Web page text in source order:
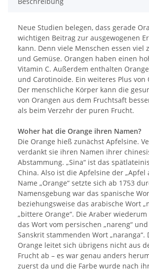
Neue Studien belegen, dass gerade
wichtigen Beitrag zur ausgewogenen
kann. Denn viele Menschen essen viel
und Gemüse. Orangen haben einen
Vitamin C. Außerdem enthalten
und Carotinoide. Ein weiteres Plus von
Der menschliche Körper kann die
von Orangen aus dem Fruchtsaft
als beim Verzehr der puren Frucht.
Woher hat die Orange ihren Namen?
Die Orange hieß zunächst Apfelsine.
verdankt sie ihren Namen ihrer
Abstammung. „Sina“ ist das
China. Also ist die Apfelsine der „Apfel
Name „Orange“ setzte sich ab 1753
Namensgebung war das spanische
beziehungsweise das arabische Wort
„bittere Orange“. Die Araber
das Wort vom persischen „nareng“
Sanskrit stammenden Wort „naranga“.
Orange leitet sich übrigens nicht aus
Frucht ab – es war genau anders
zuerst da und die Farbe wurde nach